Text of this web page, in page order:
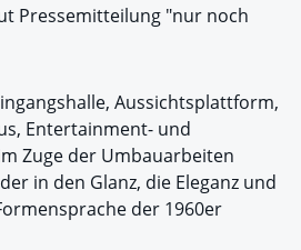
Pressemitteilung "nur noch
Aussichtsplattform,
Entertainment- und
Zuge der Umbauarbeiten
in den Glanz, die Eleganz und
der 1960er